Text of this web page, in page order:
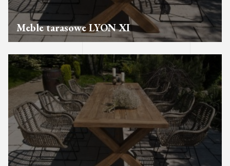
Meble tarasowe LYON XI